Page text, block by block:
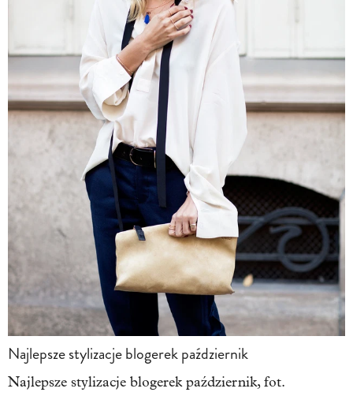
Najlepsze stylizacje blogerek październik
Najlepsze stylizacje blogerek październik, fot.